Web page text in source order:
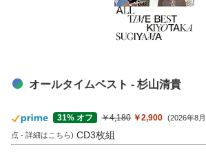
オールタイムベスト - 杉山清貴
31% オフ ￥4,180 ￥2,900 (2026年8
点 - 詳細はこちら) CD3枚組